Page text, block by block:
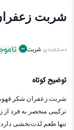
شربت
دسته‌بندی شربت
توضیح کوتاه
شربت زعفران شکر
ترکیبی منحصر به فرد
تنها طعم لذت‌بخشی